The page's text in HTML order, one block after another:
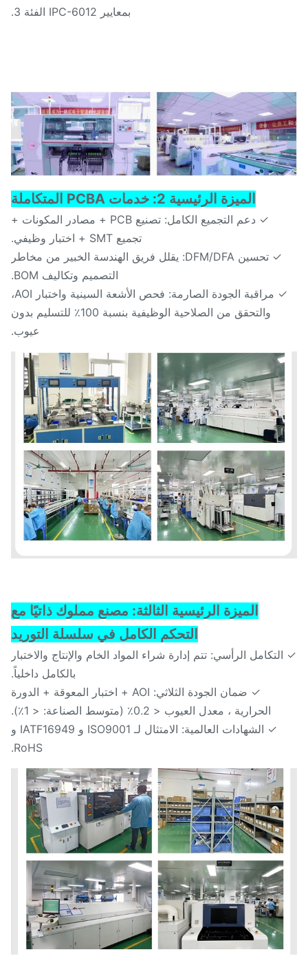
بمعايير IPC-6012 الفئة 3.
الميزة الرئيسية 2: خدمات PCBA المتكاملة
✓ دعم التجميع الكامل: تصنيع PCB + مصادر المكونات +
تجميع SMT + اختبار وظيفي.
✓ تحسين DFM/DFA: يقلل فريق الهندسة الخبير من مخاطر
التصميم وتكاليف BOM.
والتحقق من الصلاحية الوظيفية بنسبة 100٪ للتسليم بدون
عيوب.
الميزة الرئيسية الثالثة: مصنع مملوك ذاتيًا مع
التحكم الكامل في سلسلة التوريد
الرأسي: تتم إدارة شراء المواد الخام والإنتاج والاختبار
بالكامل داخلياً.
✓ ضمان الجودة الثلاثي: AOI + اختبار المعوقة + الدورة
الحرارية ، معدل العيوب < 0.2٪ (متوسط الصناعة: < 1٪).
✓ الشهادات العالمية: الامتثال لـ ISO9001 و IATF16949 و
RoHS.